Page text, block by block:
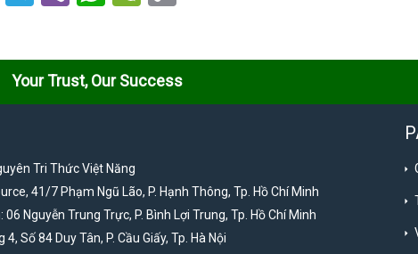
Your Trust, Our Success
Tri Thức Việt Năng
41/7 Phạm Ngũ Lão, P. Hạnh Thông, Tp. Hồ Chí Minh
06 Nguyễn Trung Trực, P. Bình Lợi Trung, Tp. Hồ Chí Minh
Số 84 Duy Tân, P. Cầu Giấy, Tp. Hà Nội